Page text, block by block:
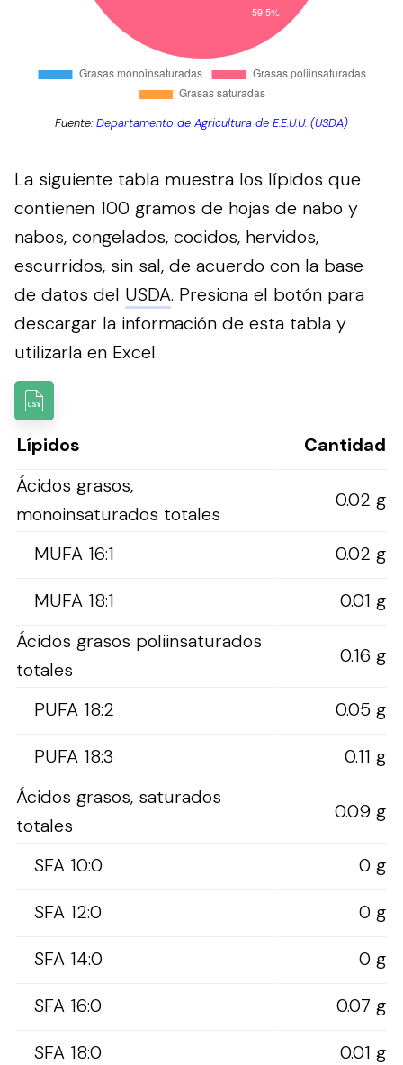
Fuente:Departamento de Agricultura de E.E.U.U. (USDA)
La siguiente tabla muestra los lípidos que
contienen 100 gramos de hojas de nabo y
nabos, congelados, cocidos, hervidos,
escurridos, sin sal, de acuerdo con la base
de datos del USDA. Presiona el botón para
descargar la información de esta tabla y
utilizarla en Excel.
Lípidos
Cantidad
Ácidos grasos,
monoinsaturados totales
0.02 g
MUFA 16:1
0.02 g
MUFA 18:1
0.01 g
Ácidos grasos poliinsaturados
totales
0.16 g
PUFA 18:2
0.05 g
PUFA 18:3
0.11 g
Ácidos grasos, saturados
totales
0.09 g
SFA 10:0
0 g
SFA 12:0
0 g
SFA 14:0
0 g
SFA 16:0
0.07 g
SFA 18:0
0.01 g